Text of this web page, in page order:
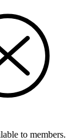
to members.